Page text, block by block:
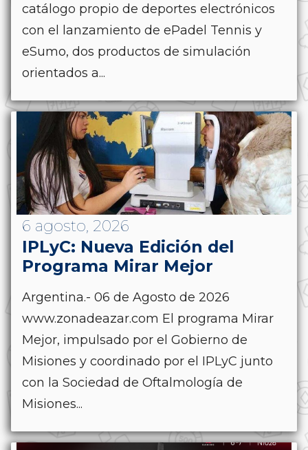
catálogo propio de deportes electrónicos
con el lanzamiento de ePadel Tennis y
eSumo, dos productos de simulación
orientados a...
6 agosto, 2026
IPLyC: Nueva Edición del
Programa Mirar Mejor
Argentina.- 06 de Agosto de 2026
www.zonadeazar.com El programa Mirar
Mejor, impulsado por el Gobierno de
Misiones y coordinado por el IPLyC junto
con la Sociedad de Oftalmología de
Misiones...